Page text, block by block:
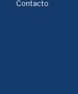
Contacto